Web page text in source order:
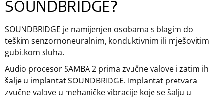
SOUNDBRIDGE?
SOUNDBRIDGE je namijenjen osobama s blagim do
teškim senzornoneuralnim, konduktivnim ili mješovitim
gubitkom sluha.
Audio procesor SAMBA 2 prima zvučne valove i zatim ih
šalje u implantat SOUNDBRIDGE. Implantat pretvara
zvučne valove u mehaničke vibracije koje se šalju u